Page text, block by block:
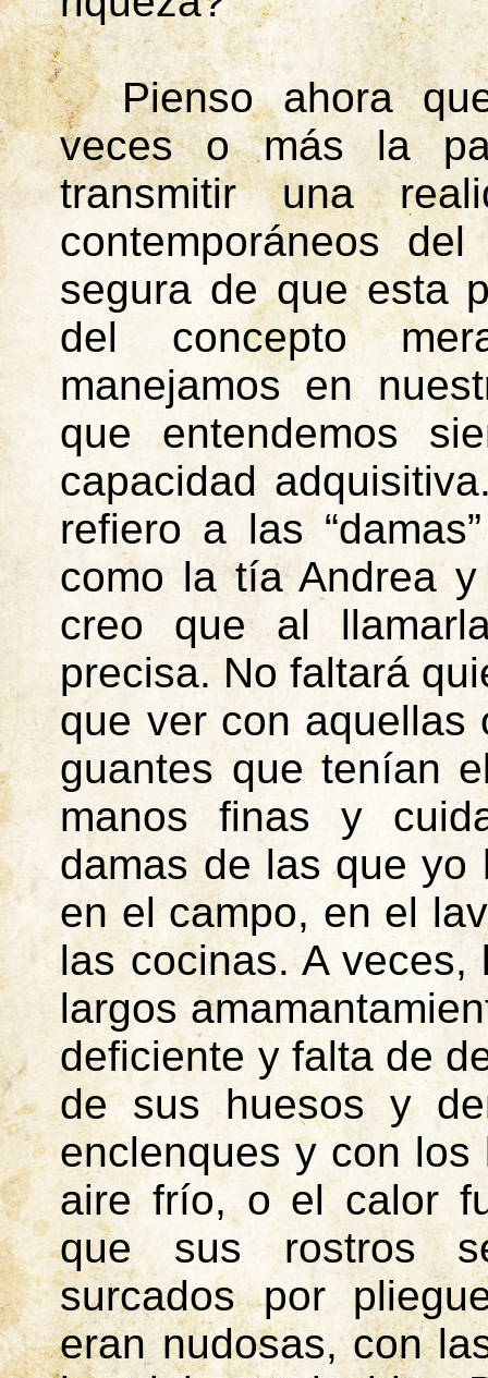
Pienso ahora
veces o más la
transmitir una
contemporáneos
segura de que esta
del concepto
manejamos en
que entendemos
capacidad
refiero a las
como la tía Andrea
creo que al
precisa. No faltará
que ver con aquellas
guantes que tenían
manos finas y
damas de las que yo
en el campo, en el
las cocinas. A
largos
deficiente y falta de
de sus huesos y
enclenques y con
aire frío, o el calor
que sus rostros
surcados por
eran nudosas, con